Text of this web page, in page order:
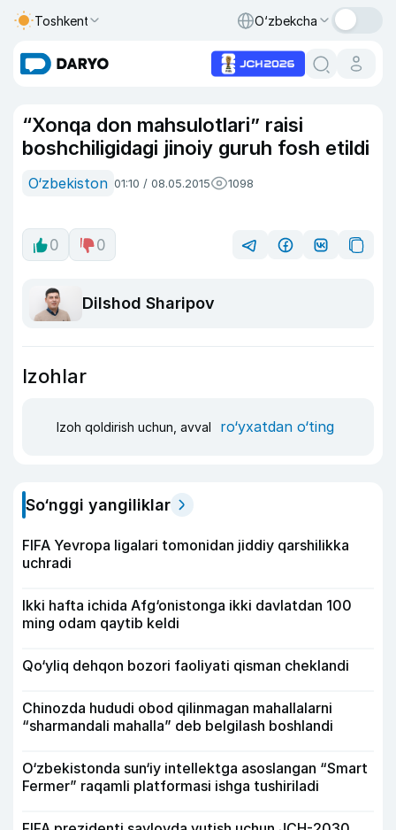
Toshkent O‘zbekcha
“Xonqa don mahsulotlari” raisi
boshchiligidagi jinoiy guruh fosh etildi
O‘zbekiston 01:10 / 08.05.2015 1098
0 0
Dilshod Sharipov
Izohlar
Izoh qoldirish uchun, avval ro‘yxatdan o‘ting
So‘nggi yangiliklar
FIFA Yevropa ligalari tomonidan jiddiy qarshilikka
uchradi
Ikki hafta ichida Afg‘onistonga ikki davlatdan 100
ming odam qaytib keldi
Qo‘yliq dehqon bozori faoliyati qisman cheklandi
Chinozda hududi obod qilinmagan mahallalarni
“sharmandali mahalla” deb belgilash boshlandi
O‘zbekistonda sun‘iy intellektga asoslangan “Smart
Fermer” raqamli platformasi ishga tushiriladi